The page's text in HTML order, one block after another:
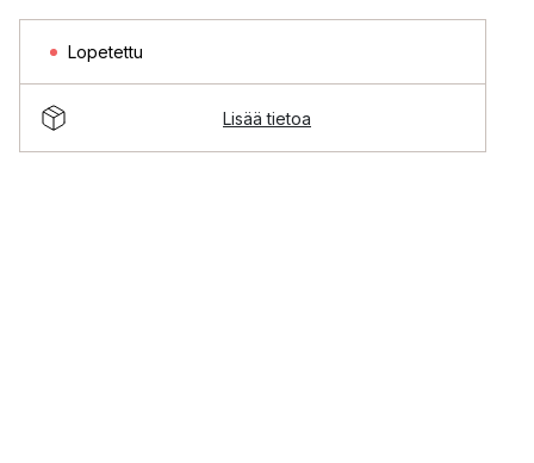
Lopetettu
Lisää tietoa